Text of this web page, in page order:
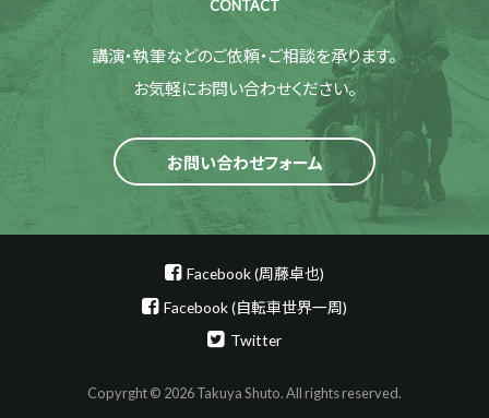
CONTACT
講演・執筆などのご依頼・ご相談を承ります。
お気軽にお問い合わせください。
お問い合わせフォーム
Facebook (周藤卓也)
Facebook (自転車世界一周)
Twitter
Copyrght © 2026 Takuya Shuto. All rights reserved.